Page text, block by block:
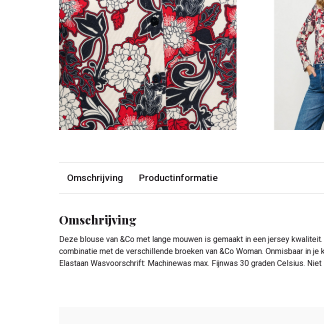
Omschrijving Productinformatie
Omschrijving
Deze blouse van &Co met lange mouwen is gemaakt in een jersey
combinatie met de verschillende broeken van &Co Woman. Onmisbaar in
Elastaan Wasvoorschrift: Machinewas max. Fijnwas 30 graden Celsius. Niet